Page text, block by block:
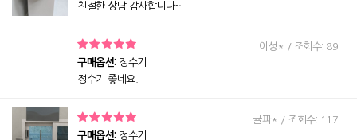
친절한 상담 감사합니다~
구매옵션: 정수기
정수기 좋네요.
이성* / 조회수: 89
구매옵션: 정수기
귤파* / 조회수: 117